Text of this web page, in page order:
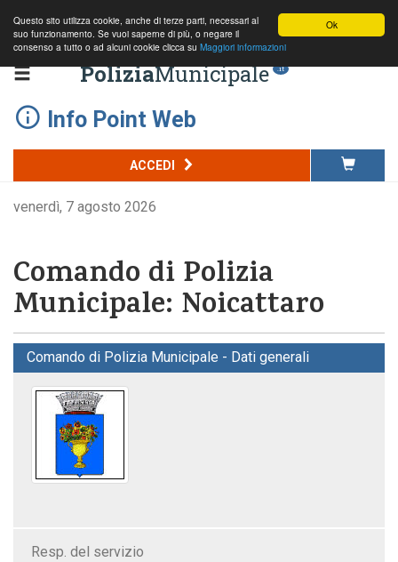
Ok
Questo sito utilizza cookie, anche di terze parti, necessari al
suo funzionamento. Se vuoi saperne di più, o negare il
consenso a tutto o ad alcuni cookie clicca su Maggiori informazioni
PoliziaMunicipale .it
Info Point Web
ACCEDI
venerdì, 7 agosto 2026
Comando di Polizia
Municipale: Noicattaro
Comando di Polizia Municipale - Dati generali
Resp. del servizio